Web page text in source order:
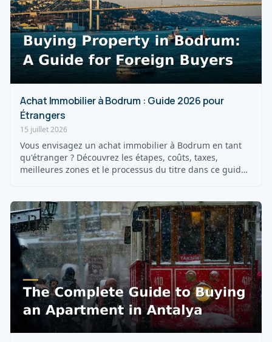
Achat Immobilier à Bodrum : Guide 2026 pour
Étrangers
15 juillet 2026
Vous envisagez un achat immobilier à Bodrum en tant
qu'étranger ? Découvrez les étapes, coûts, taxes,
meilleures zones et le processus du titre dans ce guide